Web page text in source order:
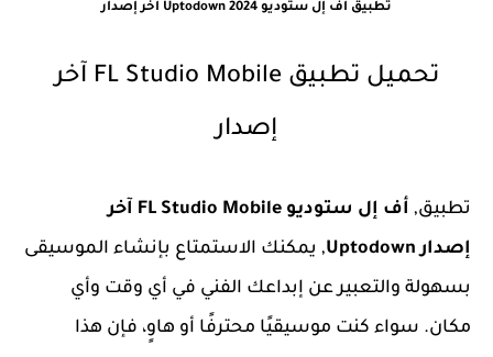
تطبيق أف إل ستوديو Uptodown 2024 آخر إصدار
تحميل تطبيق FL Studio Mobile آخر
إصدار
تطبيق,
أف إل ستوديو FL Studio Mobile آخر
إصدار Uptodown
, يمكنك الاستمتاع بإنشاء الموسيقى
بسهولة والتعبير عن إبداعك الفني في أي وقت وأي
مكان. سواء كنت موسيقيًا محترفًا أو هاوٍ، فإن هذا